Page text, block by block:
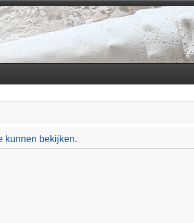
kunnen bekijken.